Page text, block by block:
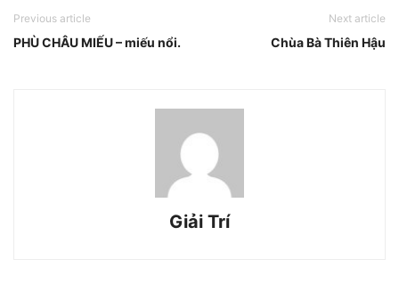
Previous article
PHÙ CHÂU MIẾU – miếu nổi.
Next article
Chùa Bà Thiên Hậu
Giải Trí